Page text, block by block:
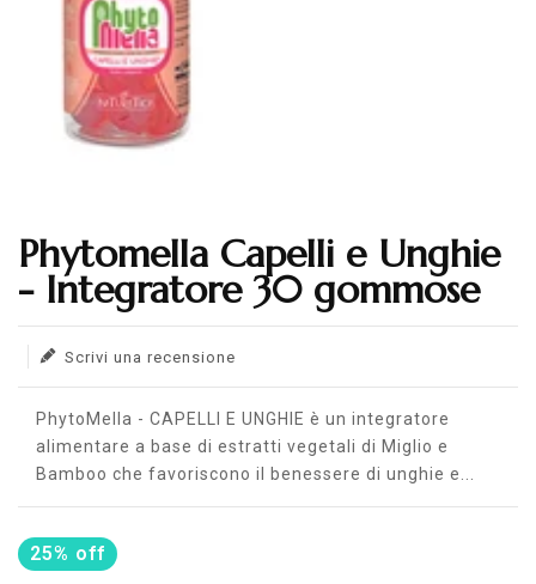
Phytomella Capelli e Unghie
- Integratore 30 gommose
Scrivi una recensione
Translation missing: en.products.product.loader_label
PhytoMella - CAPELLI E UNGHIE è un integratore
alimentare a base di estratti vegetali di Miglio e
Bamboo che favoriscono il benessere di unghie e...
25% off